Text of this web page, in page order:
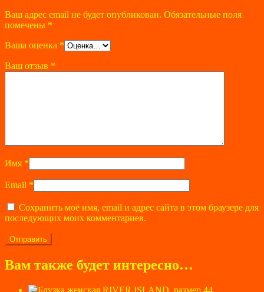
Ваш адрес email не будет опубликован. Обязательные поля
помечены *
Ваша оценка *
Ваш отзыв *
Имя *
Email *
Сохранить моё имя, email и адрес сайта в этом браузере для
последующих моих комментариев.
Вам также будет интересно…